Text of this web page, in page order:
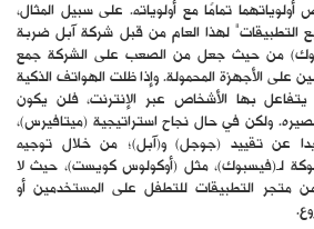
تمامًا مع أولوياته. على سبيل المثال،
التطبيقات” لهذا العام من قبل شركة آبل ضربة
من حيث جعل من الصعب على الشركة جمع
على الأجهزة المحمولة. وإذا ظلت الهواتف الذكية
بها الأشخاص عبر الإنترنت، فلن يكون
ولكن في حال نجاح استراتيجية (ميتافيرس)،
عن تقييد (جوجل) و(آبل)؛ من خلال توجيه
لـ(فيسبوك)، مثل (أوكولوس كويست)، حيث لا
متجر التطبيقات للتطفل على المستخدمين أو